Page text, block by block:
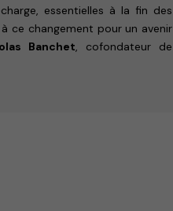
essentielles à la fin des
ce changement pour un avenir
Banchet, cofondateur de